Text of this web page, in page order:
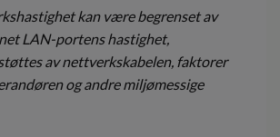
kan være begrenset av
LAN-portens hastighet,
av nettverkskabelen, faktorer
og andre miljømessige